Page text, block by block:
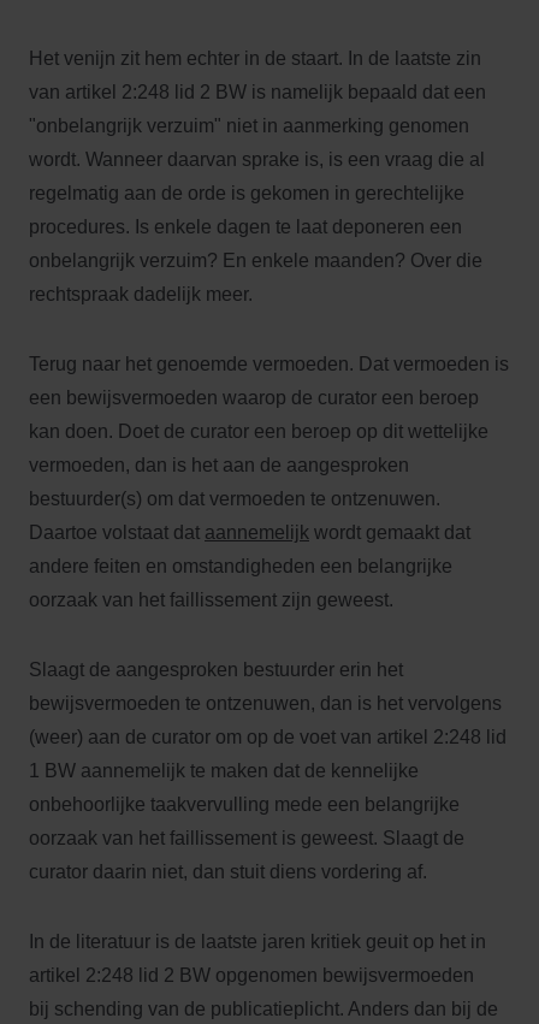
Het venijn zit hem echter in de staart. In de laatste zin
van artikel 2:248 lid 2 BW is namelijk bepaald dat een
"onbelangrijk verzuim" niet in aanmerking genomen
wordt. Wanneer daarvan sprake is, is een vraag die al
regelmatig aan de orde is gekomen in gerechtelijke
procedures. Is enkele dagen te laat deponeren een
onbelangrijk verzuim? En enkele maanden? Over die
rechtspraak dadelijk meer.
Terug naar het genoemde vermoeden. Dat vermoeden is
een bewijsvermoeden waarop de curator een beroep
kan doen. Doet de curator een beroep op dit wettelijke
vermoeden, dan is het aan de aangesproken
bestuurder(s) om dat vermoeden te ontzenuwen.
Daartoe volstaat dat aannemelijk wordt gemaakt dat
andere feiten en omstandigheden een belangrijke
oorzaak van het faillissement zijn geweest.
Slaagt de aangesproken bestuurder erin het
bewijsvermoeden te ontzenuwen, dan is het vervolgens
(weer) aan de curator om op de voet van artikel 2:248 lid
1 BW aannemelijk te maken dat de kennelijke
onbehoorlijke taakvervulling mede een belangrijke
oorzaak van het faillissement is geweest. Slaagt de
curator daarin niet, dan stuit diens vordering af.
In de literatuur is de laatste jaren kritiek geuit op het in
artikel 2:248 lid 2 BW opgenomen bewijsvermoeden
bij schending van de publicatieplicht. Anders dan bij de